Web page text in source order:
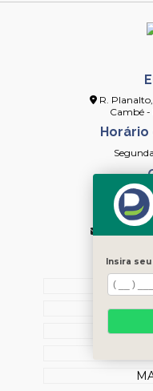
R. Planalto,
Cambé -
Insira